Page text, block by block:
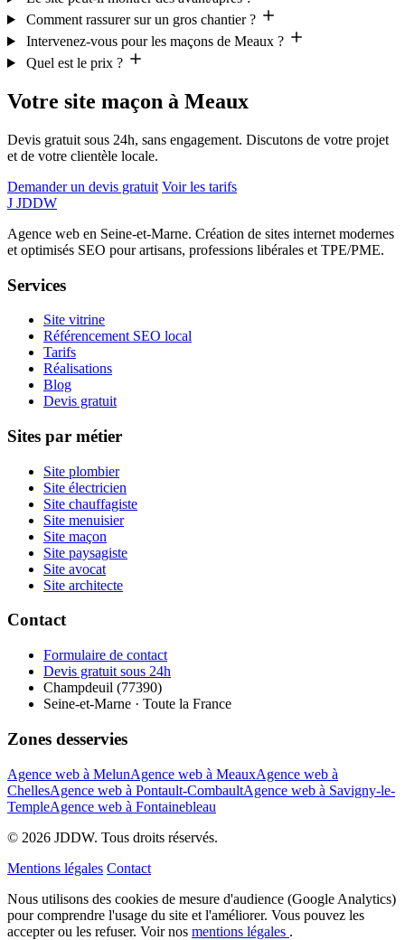
Comment rassurer sur un gros chantier ?
Intervenez-vous pour les maçons de Meaux ?
Quel est le prix ?
Votre site maçon à Meaux
Devis gratuit sous 24h, sans engagement. Discutons de votre projet
et de votre clientèle locale.
Demander un devis gratuit Voir les tarifs
J JDDW
Agence web en Seine-et-Marne. Création de sites internet modernes
et optimisés SEO pour artisans, professions libérales et TPE/PME.
Services
Site vitrine
Référencement SEO local
Tarifs
Réalisations
Blog
Devis gratuit
Sites par métier
Site plombier
Site électricien
Site chauffagiste
Site menuisier
Site maçon
Site paysagiste
Site avocat
Site architecte
Contact
Formulaire de contact
Devis gratuit sous 24h
Champdeuil (77390)
Seine-et-Marne · Toute la France
Zones desservies
Agence web à MelunAgence web à MeauxAgence web à
ChellesAgence web à Pontault-CombaultAgence web à Savigny-le-
TempleAgence web à Fontainebleau
© 2026 JDDW. Tous droits réservés.
Mentions légales Contact
Nous utilisons des cookies de mesure d'audience (Google Analytics)
pour comprendre l'usage du site et l'améliorer. Vous pouvez les
accepter ou les refuser. Voir nos mentions légales .